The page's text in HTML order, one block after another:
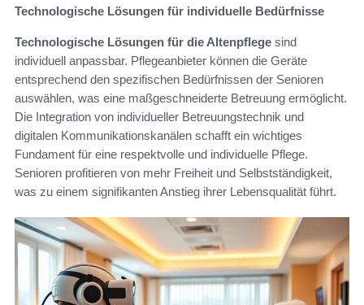
Technologische Lösungen für individuelle Bedürfnisse
Technologische Lösungen für die Altenpflege sind
individuell anpassbar. Pflegeanbieter können die Geräte
entsprechend den spezifischen Bedürfnissen der Senioren
auswählen, was eine maßgeschneiderte Betreuung ermöglicht.
Die Integration von individueller Betreuungstechnik und
digitalen Kommunikationskanälen schafft ein wichtiges
Fundament für eine respektvolle und individuelle Pflege.
Senioren profitieren von mehr Freiheit und Selbstständigkeit,
was zu einem signifikanten Anstieg ihrer Lebensqualität führt.